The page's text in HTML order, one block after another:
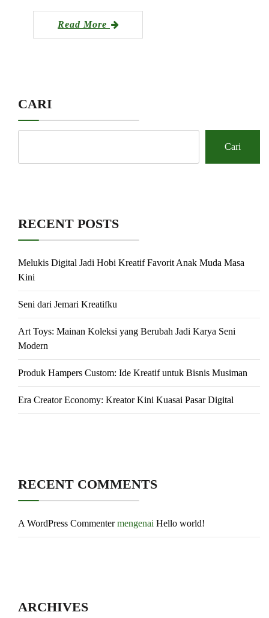
Read More
CARI
Cari
RECENT POSTS
Melukis Digital Jadi Hobi Kreatif Favorit Anak Muda Masa
Kini
Seni dari Jemari Kreatifku
Art Toys: Mainan Koleksi yang Berubah Jadi Karya Seni
Modern
Produk Hampers Custom: Ide Kreatif untuk Bisnis Musiman
Era Creator Economy: Kreator Kini Kuasai Pasar Digital
RECENT COMMENTS
A WordPress Commentermengenai Hello world!
ARCHIVES